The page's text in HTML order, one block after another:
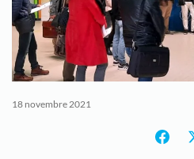
18 novembre 2021